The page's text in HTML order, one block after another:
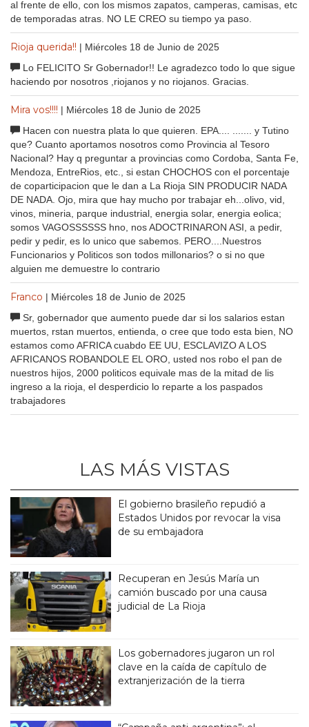
al frente de ello, con los mismos zapatos, camperas, camisas, etc
de temporadas atras. NO LE CREO su tiempo ya paso.
Rioja querida!! | Miércoles 18 de Junio de 2025
Lo FELICITO Sr Gobernador!! Le agradezco todo lo que sigue
haciendo por nosotros ,riojanos y no riojanos. Gracias.
Mira vos!!!! | Miércoles 18 de Junio de 2025
Hacen con nuestra plata lo que quieren. EPA.... ....... y Tutino
que? Cuanto aportamos nosotros como Provincia al Tesoro
Nacional? Hay q preguntar a provincias como Cordoba, Santa Fe,
Mendoza, EntreRios, etc., si estan CHOCHOS con el porcentaje
de coparticipacion que le dan a La Rioja SIN PRODUCIR NADA
DE NADA. Ojo, mira que hay mucho por trabajar eh...olivo, vid,
vinos, mineria, parque industrial, energia solar, energia eolica;
somos VAGOSSSSSS hno, nos ADOCTRINARON ASI, a pedir,
pedir y pedir, es lo unico que sabemos. PERO....Nuestros
Funcionarios y Politicos son todos millonarios? o si no que
alguien me demuestre lo contrario
Franco | Miércoles 18 de Junio de 2025
Sr, gobernador que aumento puede dar si los salarios estan
muertos, rstan muertos, entienda, o cree que todo esta bien, NO
estamos como AFRICA cuabdo EE UU, ESCLAVIZO A LOS
AFRICANOS ROBANDOLE EL ORO, usted nos robo el pan de
nuestros hijos, 2000 politicos equivale mas de la mitad de lis
ingreso a la rioja, el desperdicio lo reparte a los paspados
trabajadores
LAS MÁS VISTAS
El gobierno brasileño repudió a
Estados Unidos por revocar la visa
de su embajadora
Recuperan en Jesús María un
camión buscado por una causa
judicial de La Rioja
Los gobernadores jugaron un rol
clave en la caída de capítulo de
extranjerización de la tierra